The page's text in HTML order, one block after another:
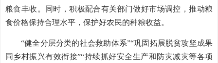
粮食丰收。同时，积极配合有关部门做好市场调控，推动粮
食价格保持合理水平，保护好农民的种粮收益。
“健全分层分类的社会救助体系”“巩固拓展脱贫攻坚成果
同乡村振兴有效衔接”“持续抓好安全生产和防灾减灾等各项